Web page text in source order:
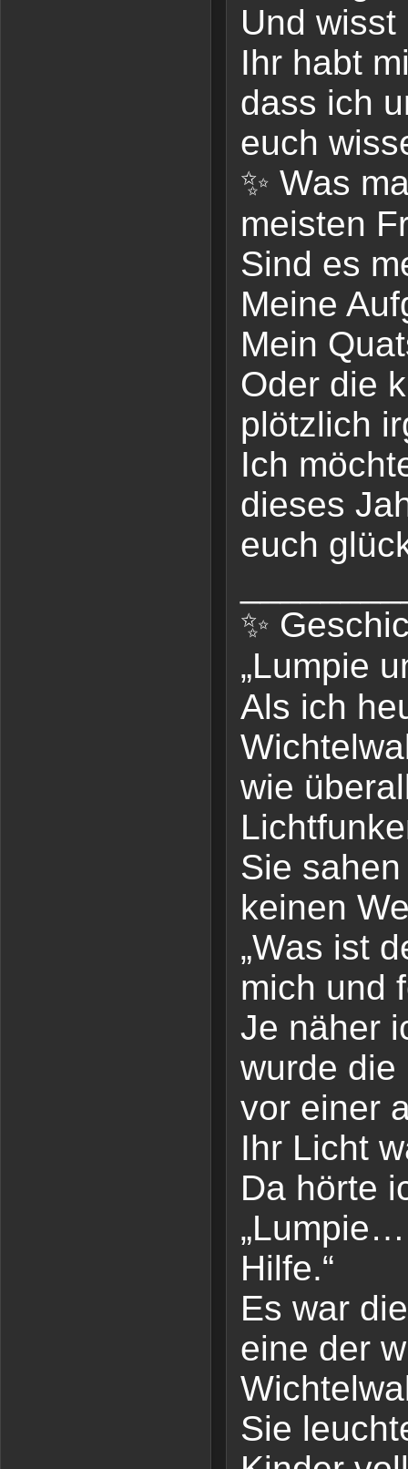
Und
Ihr habt
dass ich
euch
✨ Was
meisten
Sind es
Meine
Mein
Oder die
plötzlich
Ich
dieses
euch
✨
„Lumpie
Als ich
wie
Sie
keinen
„Was ist
mich und
Je näher
wurde die
vor einer
Ihr Licht
Da hörte
Hilfe.“
Es war
eine der
Sie